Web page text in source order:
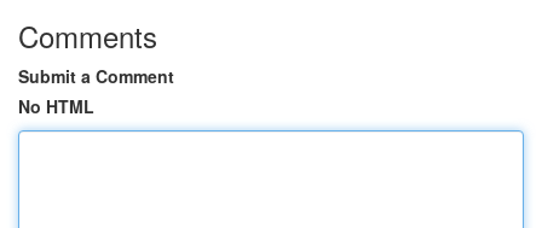
Comments
Submit a Comment
No HTML